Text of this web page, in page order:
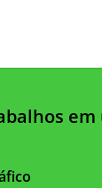
em